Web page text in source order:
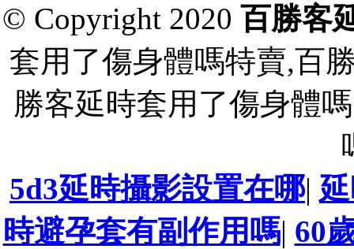
© Copyright 2020 百勝客
套用了傷身體嗎特賣,百
勝客延時套用了傷身體
5d3延時攝影設置在哪|
時避孕套有副作用嗎| 60